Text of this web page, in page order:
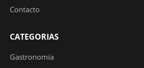
Contacto
CATEGORIAS
Gastronomía